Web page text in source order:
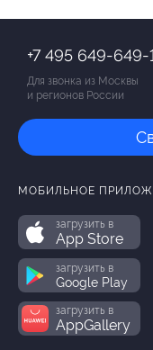
+7 495 649-649-
Для звонка из Москвы
и регионов России
МОБИЛЬНОЕ
загрузить в
App Store
загрузить в
Google Play
загрузить в
AppGallery